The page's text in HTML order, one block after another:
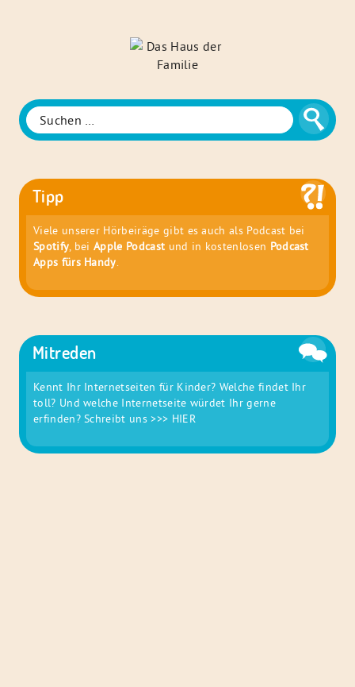
Familie
Suche
Suchen
nach:
Tipp
Viele unserer Hörbeiräge gibt es auch als Podcast bei
Spotify, beiApple Podcast und in kostenlosen Podcast
Apps fürs Handy.
Mitreden
Kennt Ihr Internetseiten für Kinder? Welche findet Ihr
toll? Und welche Internetseite würdet Ihr gerne
erfinden? Schreibt uns>>> HIER